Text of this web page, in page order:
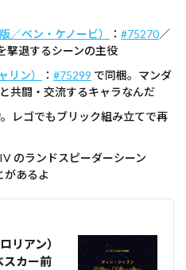
／ベン・ケノービ）
： #75270／
撃退するシーンの主役
リン）
： #75299 で同梱。マンダ
共闘・交流するキャラなんだ
レゴでもブリック組み立てで再
のランドスピーダーシーン
があるよ
リアン）
スカー前